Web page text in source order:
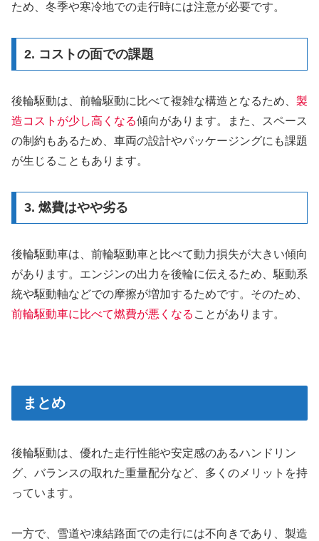
ため、冬季や寒冷地での走行時には注意が必要です。
2. コストの面での課題
後輪駆動は、前輪駆動に比べて複雑な構造となるため、 製
造コストが少し高くなる傾向があります。また、スペース
の制約もあるため、車両の設計やパッケージングにも課題
が生じることもあります。
3. 燃費はやや劣る
後輪駆動車は、前輪駆動車と比べて動力損失が大きい傾向
があります。エンジンの出力を後輪に伝えるため、駆動系
統や駆動軸などでの摩擦が増加するためです。そのため、
前輪駆動車に比べて燃費が悪くなる ことがあります。
まとめ
後輪駆動は、優れた走行性能や安定感のあるハンドリン
グ、バランスの取れた重量配分など、多くのメリットを持
っています。
一方で、雪道や凍結路面での走行には不向きであり、製造